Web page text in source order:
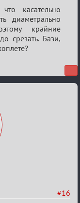
касательно
диаметрально
крайние
срезать. Бази,
#16